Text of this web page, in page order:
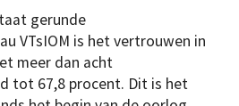
gerunde
VTsIOM is het vertrouwen in
meer dan acht
tot 67,8 procent. Dit is het